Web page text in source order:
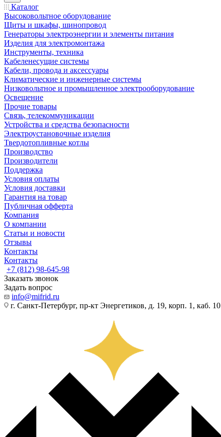
Каталог
Высоковольтное оборудование
Щиты и шкафы, шинопровод
Генераторы электроэнергии и элементы питания
Изделия для электромонтажа
Инструменты, техника
Кабеленесущие системы
Кабели, провода и аксессуары
Климатические и инженерные системы
Низковольтное и промышленное электрооборудование
Освещение
Прочие товары
Связь, телекоммуникации
Устройства и средства безопасности
Электроустановочные изделия
Твердотопливные котлы
Производство
Производители
Поддержка
Условия оплаты
Условия доставки
Гарантия на товар
Публичная офферта
Компания
О компании
Статьи и новости
Отзывы
Контакты
Контакты
+7 (812) 98-645-98
Заказать звонок
Задать вопрос
info@mifrid.ru
г. Санкт-Петербург, пр-кт Энергетиков, д. 19, корп. 1, каб. 10